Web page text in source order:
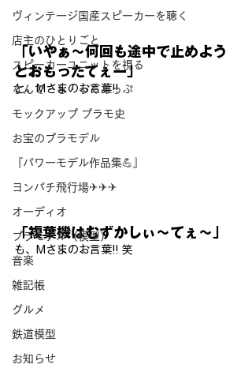
ヴィンテージ国産スピーカーを聴く
店主のひとりごと
スピーカーユニットを視る
なんで・も・っくあっぷ
モックアップ プラモ史
お宝のプラモデル
『パワーモデル作品集💪』
ヨンパチ飛行場✈✈✈
オーディオ
プラモデル（模型）
音楽
雑記帳
グルメ
鉄道模型
お知らせ
「いやぁ～何回も途中で止めよう
とおもったてぇー」
と、Mさまのお言葉!!
「複葉機はむずかしぃ～てぇ～」
も、Mさまのお言葉!! 笑